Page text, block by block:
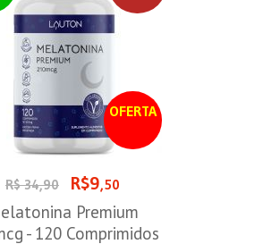
OFERTA
R$ 34,90 R$9,50
Premium
- 120 Comprimidos